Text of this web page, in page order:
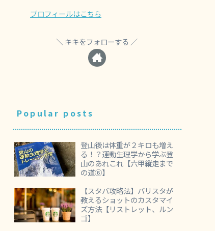
プロフィールはこちら
キキをフォローする
Popular posts
登山後は体重が２キロも増え
る！？運動生理学から学ぶ登
山のあれこれ【六甲縦走まで
の道⑥】
【スタバ攻略法】バリスタが
教えるショットのカスタマイ
ズ方法【リストレット、ルン
ゴ】